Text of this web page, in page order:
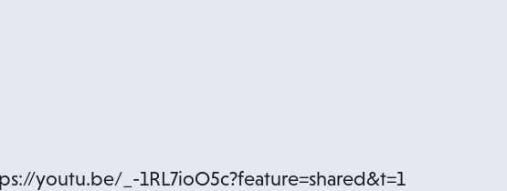
youtu.be/_-1RL7ioO5c?feature=shared&t=1